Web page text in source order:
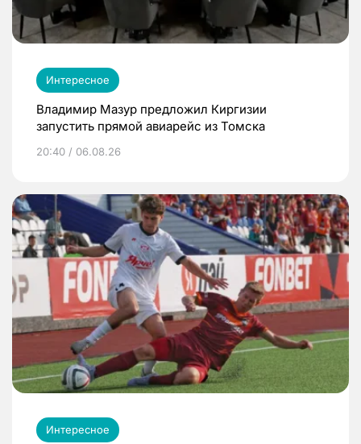
Интересное
Владимир Мазур предложил Киргизии
запустить прямой авиарейс из Томска
20:40 / 06.08.26
Интересное